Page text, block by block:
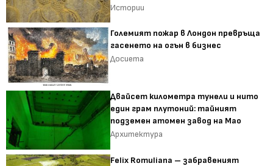
Истории
Големият пожар в Лондон превръща
гасенето на огън в бизнес
Досиета
Двайсет километра тунели и нито
един грам плутоний: тайният
подземен атомен завод на Мао
Архитектура
Felix Romuliana – забравеният